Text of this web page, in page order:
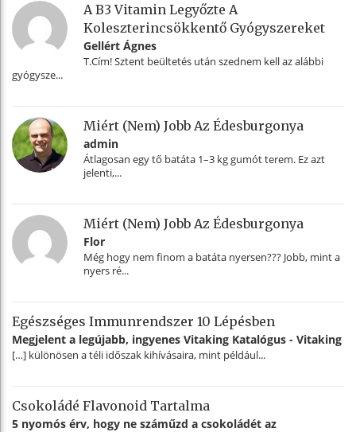
A B3 Vitamin Legyőzte A
Koleszterincsökkentő Gyógyszereket
Gellért Ágnes
T.Cím! Sztent beültetés után szednem kell az alábbi
gyógysze...
Miért (nem) Jobb Az Édesburgonya
admin
Átlagosan egy tő batáta 1–3 kg gumót terem. Ez azt
jelenti,...
Miért (nem) Jobb Az Édesburgonya
Flor
Még hogy nem finom a batáta nyersen??? Jobb, mint a
nyers ré...
Egészséges Immunrendszer 10 Lépésben
Megjelent a legújabb, ingyenes Vitaking Katalógus - Vitaking
[…] különösen a téli időszak kihívásaira, mint például...
Csokoládé Flavonoid Tartalma
5 nyomós érv, hogy ne száműzd a csokoládét az